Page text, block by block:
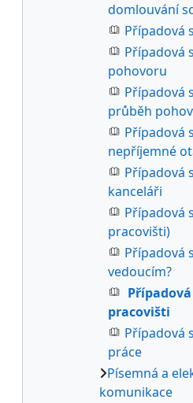
domlouvání
Případová
Případová
pohovoru
Případová
průběh
Případová
nepříjemné
Případová
kanceláři
Případová
pracovišti)
Případová
vedoucím?
pracovišti
Případová
práce
Písemná a
komunikace